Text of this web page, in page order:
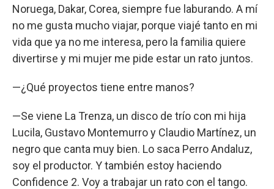
Noruega, Dakar, Corea, siempre fue laburando. A mí
no me gusta mucho viajar, porque viajé tanto en mi
vida que ya no me interesa, pero la familia quiere
divertirse y mi mujer me pide estar un rato juntos.
—¿Qué proyectos tiene entre manos?
—Se viene La Trenza, un disco de trío con mi hija
Lucila, Gustavo Montemurro y Claudio Martínez, un
negro que canta muy bien. Lo saca Perro Andaluz,
soy el productor. Y también estoy haciendo
Confidence 2. Voy a trabajar un rato con el tango.